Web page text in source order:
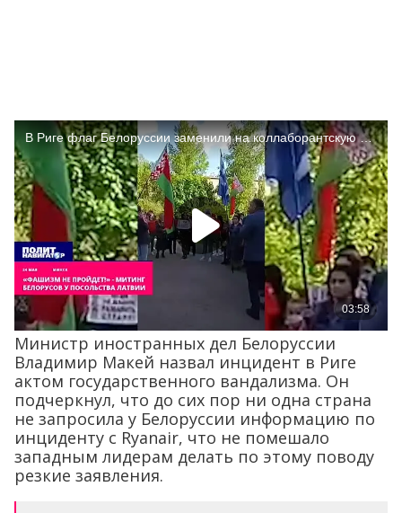
Министр иностранных дел Белоруссии
Владимир Макей назвал инцидент в Риге
актом государственного вандализма. Он
подчеркнул, что до сих пор ни одна страна
не запросила у Белоруссии информацию по
инциденту с Ryanair, что не помешало
западным лидерам делать по этому поводу
резкие заявления.